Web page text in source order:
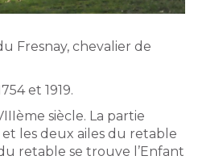
Fresnay, chevalier de
et 1919.
siècle. La partie
les deux ailes du retable
retable se trouve l’Enfant